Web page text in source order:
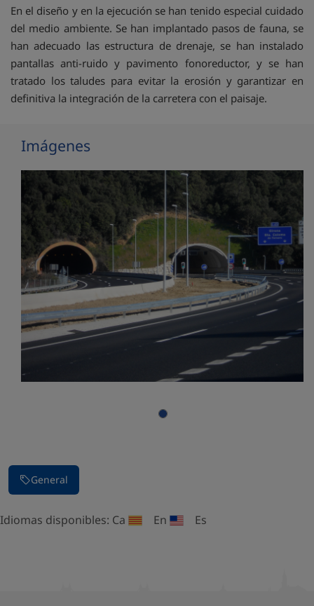
En el diseño y en la ejecución se han tenido especial cuidado
del medio ambiente. Se han implantado pasos de fauna, se
han adecuado las estructura de drenaje, se han instalado
pantallas anti-ruido y pavimento fonoreductor, y se han
tratado los taludes para evitar la erosión y garantizar en
definitiva la integración de la carretera con el paisaje.
Imágenes
General
Idiomas disponibles: Ca En Es